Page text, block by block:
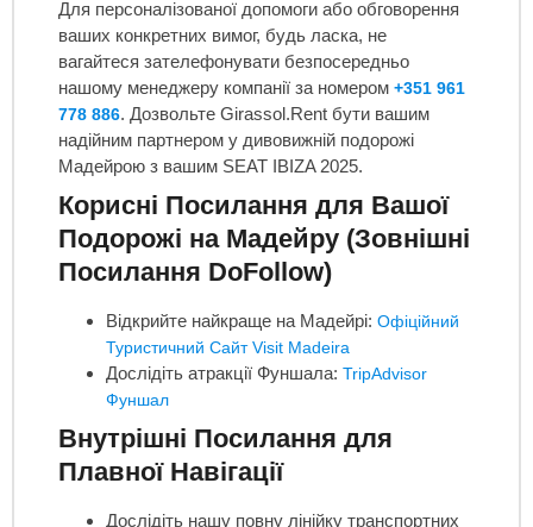
Для персоналізованої допомоги або обговорення
ваших конкретних вимог, будь ласка, не
вагайтеся зателефонувати безпосередньо
нашому менеджеру компанії за номером +351 961
778 886. Дозвольте Girassol.Rent бути вашим
надійним партнером у дивовижній подорожі
Мадейрою з вашим SEAT IBIZA 2025.
Корисні Посилання для Вашої
Подорожі на Мадейру (Зовнішні
Посилання DoFollow)
Відкрийте найкраще на Мадейрі: Офіційний
Туристичний Сайт Visit Madeira
Дослідіть атракції Фуншала: TripAdvisor
Фуншал
Внутрішні Посилання для
Плавної Навігації
Дослідіть нашу повну лінійку транспортних